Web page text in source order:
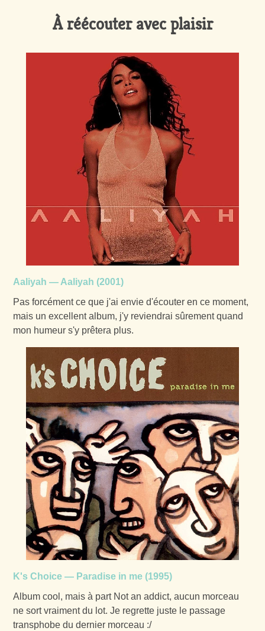
À réécouter avec plaisir
Aaliyah — Aaliyah (2001)
Pas forcément ce que j'ai envie d'écouter en ce moment,
mais un excellent album, j'y reviendrai sûrement quand
mon humeur s'y prêtera plus.
K's Choice — Paradise in me (1995)
Album cool, mais à part Not an addict, aucun morceau
ne sort vraiment du lot. Je regrette juste le passage
transphobe du dernier morceau :/